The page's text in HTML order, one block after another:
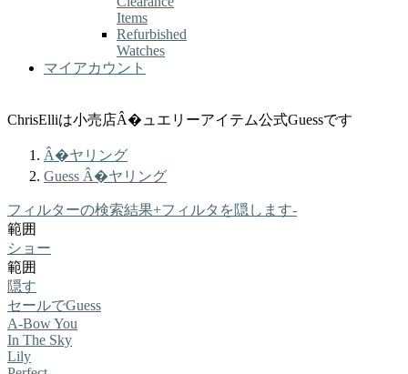
Items
Refurbished
Watches
マイアカウント
ChrisElliは小売店Â�ュエリーアイテム公式Guessです
Â�ヤリング
Guess Â�ヤリング
フィルターの検索結果+フィルタを隠します-
範囲
ショー
範囲
隠す
セールでGuess
A-Bow You
In The Sky
Lily